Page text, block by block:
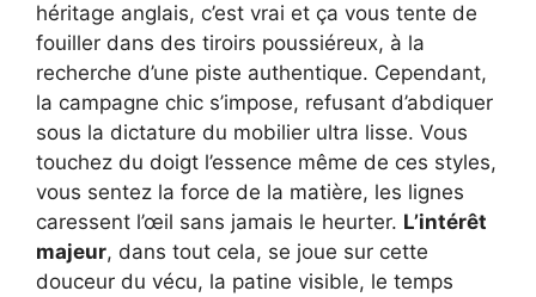
héritage anglais, c’est vrai et ça vous tente de
fouiller dans des tiroirs poussiéreux, à la
recherche d’une piste authentique. Cependant,
la campagne chic s’impose, refusant d’abdiquer
sous la dictature du mobilier ultra lisse. Vous
touchez du doigt l’essence même de ces styles,
vous sentez la force de la matière, les lignes
caressent l’œil sans jamais le heurter. L’intérêt
majeur, dans tout cela, se joue sur cette
douceur du vécu, la patine visible, le temps